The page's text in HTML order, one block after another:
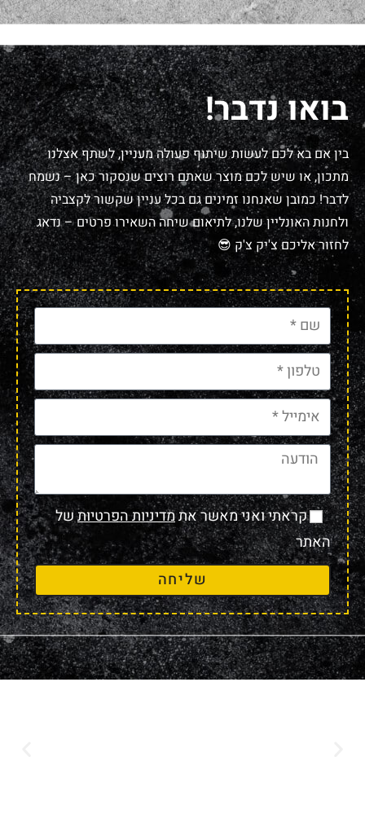
בואו נדבר!
בין אם בא לכם לעשות שיתוף פעולה מעניין, לשתף אצלנו
מתכון, או שיש לכם מוצר שאתם רוצים שנסקור כאן – נשמח
לדבר! כמובן שאנחנו זמינים גם בכל עניין שקשור לקצביה
ולחנות האונליין שלנו, לתיאום שיחה השאירו פרטים – נדאג
לחזור אליכם צ'יק צ'ק 😎
קראתי ואני מאשר אתמדיניות הפרטיותשל
האתר
שליחה